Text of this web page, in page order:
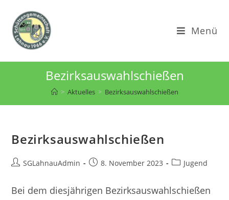
Inhalt
springen
Menü
Bezirksauswahlschießen
> Aktuelles > Bezirksauswahlschießen
Bezirksauswahlschießen
Beitrags-
SGLahnauAdmin
Beitrag8. November 2023
Beitrags-
Jugend
Bei dem diesjährigen Bezirksauswahlschießen